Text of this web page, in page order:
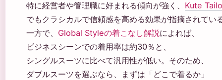
特に経営者や管理職に好まれる傾向が強く、 Kute
でもクラシカルで信頼感を高める効果が指摘されてい
一方で、 Global Styleの着こなし解説によれば、
ビジネスシーンでの着用率は約30％と、
シングルスーツに比べて汎用性が低い。そのため、
ダブルスーツを選ぶなら、まずは「どこで着るか」